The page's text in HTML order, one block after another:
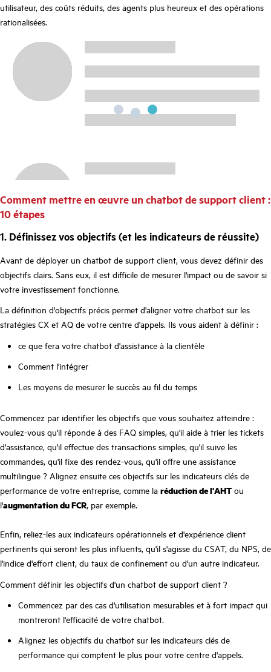
utilisateur, des coûts réduits, des agents plus heureux et des opérations
rationalisées.
Comment mettre en œuvre un chatbot de support client :
10 étapes
1. Définissez vos objectifs (et les indicateurs de réussite)
Avant de déployer un chatbot de support client, vous devez définir des
objectifs clairs. Sans eux, il est difficile de mesurer l'impact ou de savoir si
votre investissement fonctionne.
La définition d'objectifs précis permet d'aligner votre chatbot sur les
stratégies CX et AQ de votre centre d'appels. Ils vous aident à définir :
ce que fera votre chatbot d'assistance à la clientèle
Comment l'intégrer
Les moyens de mesurer le succès au fil du temps
Commencez par identifier les objectifs que vous souhaitez atteindre :
voulez-vous qu'il réponde à des FAQ simples, qu'il aide à trier les tickets
d'assistance, qu'il effectue des transactions simples, qu'il suive les
commandes, qu'il fixe des rendez-vous, qu'il offre une assistance
multilingue ? Alignez ensuite ces objectifs sur les indicateurs clés de
performance de votre entreprise, comme la réduction de l'AHT ou
l'augmentation du FCR, par exemple.
Enfin, reliez-les aux indicateurs opérationnels et d'expérience client
pertinents qui seront les plus influents, qu'il s'agisse du CSAT, du NPS, de
l'indice d'effort client, du taux de confinement ou d'un autre indicateur.
Comment définir les objectifs d'un chatbot de support client ?
Commencez par des cas d'utilisation mesurables et à fort impact qui
montreront l'efficacité de votre chatbot.
Alignez les objectifs du chatbot sur les indicateurs clés de
performance qui comptent le plus pour votre centre d'appels.